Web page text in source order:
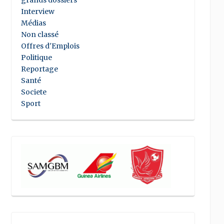
Interview
Médias
Non classé
Offres d'Emplois
Politique
Reportage
Santé
Societe
Sport